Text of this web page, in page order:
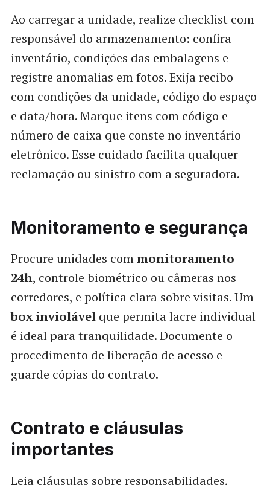
Ao carregar a unidade, realize checklist com
responsável do armazenamento: confira
inventário, condições das embalagens e
registre anomalias em fotos. Exija recibo
com condições da unidade, código do espaço
e data/hora. Marque itens com código e
número de caixa que conste no inventário
eletrônico. Esse cuidado facilita qualquer
reclamação ou sinistro com a seguradora.
Monitoramento e segurança
Procure unidades commonitoramento
24h, controle biométrico ou câmeras nos
corredores, e política clara sobre visitas. Um
box inviolávelque permita lacre individual
é ideal para tranquilidade. Documente o
procedimento de liberação de acesso e
guarde cópias do contrato.
Contrato e cláusulas
importantes
Leia cláusulas sobre responsabilidades,